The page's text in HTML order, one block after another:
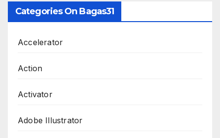
Categories On Bagas31
Accelerator
Action
Activator
Adobe Illustrator